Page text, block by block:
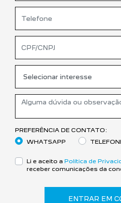
PREFERÊNCIA DE CONTATO:
WHATSAPP
Li e aceito a Política de
receber comunicações da
ENTRAR EM